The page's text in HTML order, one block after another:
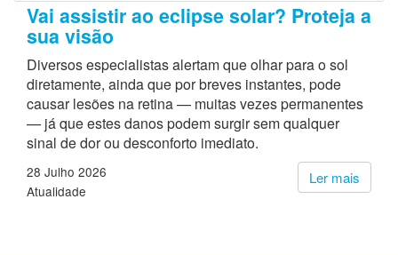
Vai assistir ao eclipse solar? Proteja a
sua visão
Diversos especialistas alertam que olhar para o sol
diretamente, ainda que por breves instantes, pode
causar lesões na retina — muitas vezes permanentes
— já que estes danos podem surgir sem qualquer
sinal de dor ou desconforto imediato.
Ler mais
28 Julho 2026
Atualidade